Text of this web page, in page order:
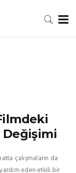
Değişimi
çalışmaların da
eden etkili bir